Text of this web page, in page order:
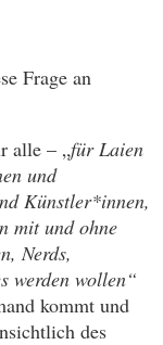
Frage an
alle – „für Laien
und
Künstler*innen,
mit und ohne
Nerds,
werden wollen“
kommt und
des